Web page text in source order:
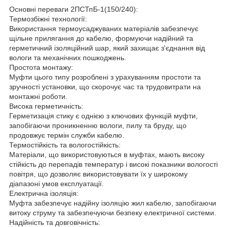
Основні переваги 2ПСТпБ-1(150/240):
Термозбіжні технології:
Використання термоусаджуваних матеріалів забезпечує
щільне прилягання до кабелю, формуючи надійний та
герметичний ізоляційний шар, який захищає з'єднання від
вологи та механічних пошкоджень.
Простота монтажу:
Муфти цього типу розроблені з урахуванням простоти та
зручності установки, що скорочує час та трудовитрати на
монтажні роботи.
Висока герметичність:
Герметизація стику є однією з ключових функцій муфти,
запобігаючи проникненню вологи, пилу та бруду, що
продовжує термін служби кабелю.
Термостійкість та вологостійкість:
Матеріали, що використовуються в муфтах, мають високу
стійкість до перепадів температур і високі показники вологості
повітря, що дозволяє використовувати їх у широкому
діапазоні умов експлуатації.
Електрична ізоляція:
Муфта забезпечує надійну ізоляцію жил кабелю, запобігаючи
витоку струму та забезпечуючи безпеку електричної системи.
Надійність та довговічність: